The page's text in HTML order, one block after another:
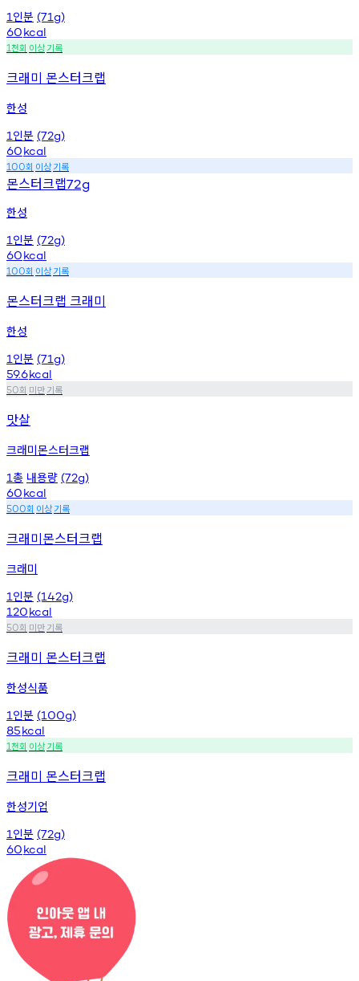
1 인분 (71g)
60kcal
1천회 이상기록
크래미 몬스터크랩
한성
1 인분 (72g)
60kcal
100회 이상기록
몬스터크랩72g
한성
1 인분 (72g)
60kcal
100회 이상기록
몬스터크랩 크래미
한성
1 인분 (71g)
59.6kcal
50회 미만기록
맛살
크래미몬스터크랩
1총 내용량 (72g)
60kcal
500회 이상기록
크래미몬스터크랩
크래미
1 인분 (142g)
120kcal
50회 미만기록
크래미 몬스터크랩
한성식품
1 인분 (100g)
85kcal
1천회 이상기록
크래미 몬스터크랩
한성기업
1 인분 (72g)
60kcal